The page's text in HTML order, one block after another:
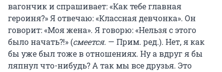
вагончик и спрашивает: «Как тебе главная
героиня?» Я отвечаю: «Классная девчонка». Он
говорит: «Моя жена». Я говорю: «Нельзя с этого
было начать?!» (смеется. — Прим. ред.). Нет, я как
бы уже был тоже в отношениях. Ну а вдруг я бы
ляпнул что-нибудь? А так мы все друзья. Это